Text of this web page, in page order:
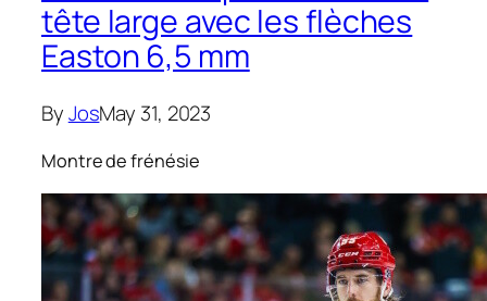
tête large avec les flèches
Easton 6,5 mm
ByJosMay 31, 2023
Montre de frénésie